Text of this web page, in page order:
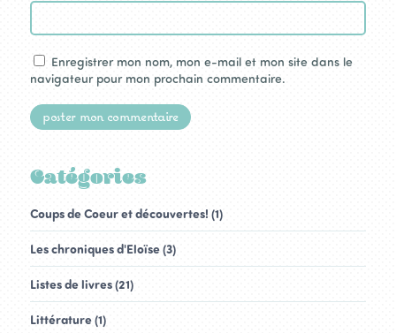
Enregistrer mon nom, mon e-mail et mon site dans le
navigateur pour mon prochain commentaire.
Catégories
Coups de Coeur et découvertes! (1)
Les chroniques d'Eloïse (3)
Listes de livres (21)
Littérature (1)